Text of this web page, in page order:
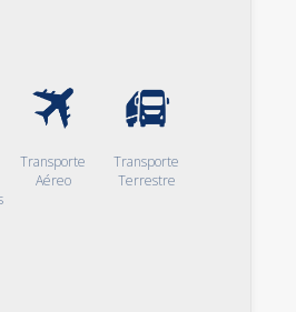
Transporte
Aéreo
Transporte
Terrestre